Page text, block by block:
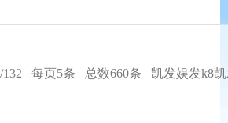
132 每页5条 总数660条 凯发娱发k8